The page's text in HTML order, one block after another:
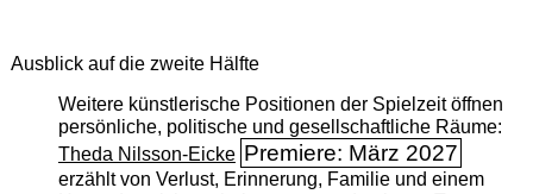
Ausblick auf die zweite Hälfte
Weitere künstlerische Positionen der Spielzeit öffnen
persönliche, politische und gesellschaftliche Räume:
Theda Nilsson-Eicke Premiere: März 2027
erzählt von Verlust, Erinnerung, Familie und einem